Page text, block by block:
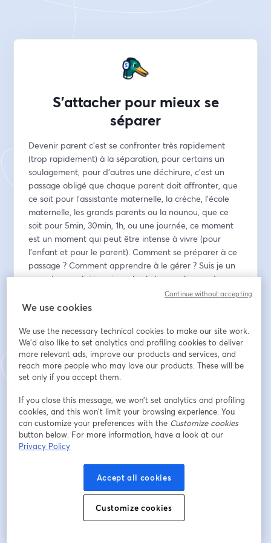
S'attacher pour mieux se
séparer
Devenir parent c'est se confronter très rapidement
(trop rapidement) à la séparation, pour certains un
soulagement, pour d'autres une déchirure, c'est un
passage obligé que chaque parent doit affronter, que
ce soit pour l'assistante maternelle, la crèche, l'école
maternelle, les grands parents ou la nounou, que ce
soit pour 5min, 30min, 1h, ou une journée, ce moment
est un moment qui peut être intense à vivre (pour
l'enfant et pour le parent). Comment se préparer à ce
passage ? Comment apprendre à le gérer ? Suis je un
parent normal si je suis soulagé de me séparer de mon
enfant quelques heures ? Suis je un parent normal si
au contraire c'est une grande déchirure ?  Ce
(Monsieur J du social crew) et deux professionnels de
cithéa ( Un EJE et une psychologue) vous invite à en
savoir plus sur ce moment si particulier.
L'émission MAJ (ta mise à jour) est une émission en
faveur des parents imparfaits qui souhaitent s'informer
dans une ambiance safe
Adresse e-mail*
We use cookies
We use the necessary technical cookies to make our site work.
We'd also like to set analytics and profiling cookies to deliver
more relevant ads, improve our products and services, and
reach more people who may love our products. These will be
set only if you accept them.
If you close this message, we won’t set analytics and profiling
cookies, and this won’t limit your browsing experience. You
can customize your preferences with the Customize cookies
button below. For more information, have a look at our
Privacy Policy
Accept all cookies
Customize cookies
Continue without accepting